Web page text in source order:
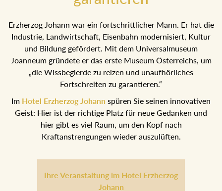
Erzherzog Johann war ein fortschrittlicher Mann. Er hat die
Industrie, Landwirtschaft, Eisenbahn modernisiert, Kultur
und Bildung gefördert. Mit dem Universalmuseum
Joanneum gründete er das erste Museum Österreichs, um
„die Wissbegierde zu reizen und unaufhörliches
Fortschreiten zu garantieren.“
Im Hotel Erzherzog Johann spüren Sie seinen innovativen
Geist: Hier ist der richtige Platz für neue Gedanken und
hier gibt es viel Raum, um den Kopf nach
Kraftanstrengungen wieder auszulüften.
Ihre Veranstaltung im Hotel Erzherzog
Johann